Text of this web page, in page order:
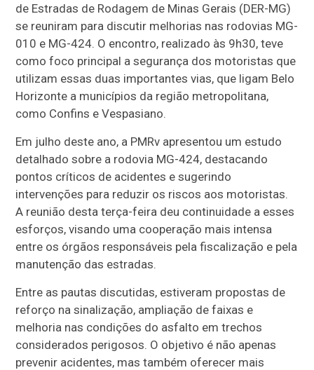
de Estradas de Rodagem de Minas Gerais (DER-MG)
se reuniram para discutir melhorias nas rodovias MG-
010 e MG-424. O encontro, realizado às 9h30, teve
como foco principal a segurança dos motoristas que
utilizam essas duas importantes vias, que ligam Belo
Horizonte a municípios da região metropolitana,
como Confins e Vespasiano.
Em julho deste ano, a PMRv apresentou um estudo
detalhado sobre a rodovia MG-424, destacando
pontos críticos de acidentes e sugerindo
intervenções para reduzir os riscos aos motoristas.
A reunião desta terça-feira deu continuidade a esses
esforços, visando uma cooperação mais intensa
entre os órgãos responsáveis pela fiscalização e pela
manutenção das estradas.
Entre as pautas discutidas, estiveram propostas de
reforço na sinalização, ampliação de faixas e
melhoria nas condições do asfalto em trechos
considerados perigosos. O objetivo é não apenas
prevenir acidentes, mas também oferecer mais